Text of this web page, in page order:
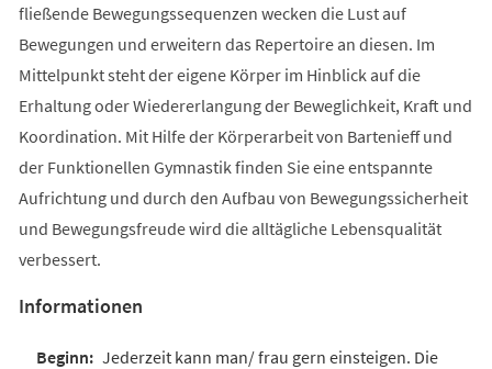
fließende Bewegungssequenzen wecken die Lust auf
Bewegungen und erweitern das Repertoire an diesen. Im
Mittelpunkt steht der eigene Körper im Hinblick auf die
Erhaltung oder Wiedererlangung der Beweglichkeit, Kraft und
Koordination. Mit Hilfe der Körperarbeit von Bartenieff und
der Funktionellen Gymnastik finden Sie eine entspannte
Aufrichtung und durch den Aufbau von Bewegungssicherheit
und Bewegungsfreude wird die alltägliche Lebensqualität
verbessert.
Informationen
Jederzeit kann man/ frau gern einsteigen. Die